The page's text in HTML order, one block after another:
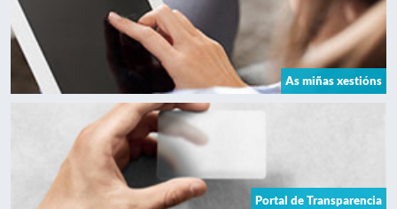
As miñas xestións
Portal de Transparencia